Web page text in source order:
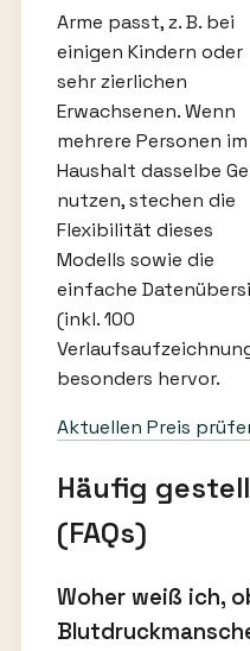
Arme passt, z. B. bei
einigen Kindern oder
sehr zierlichen
Erwachsenen. Wenn
mehrere Personen im
Haushalt dasselbe
nutzen, stechen die
Flexibilität dieses
Modells sowie die
einfache
(inkl. 100
besonders hervor.
Aktuellen Preis
Häufig
(FAQs)
Woher weiß ich,